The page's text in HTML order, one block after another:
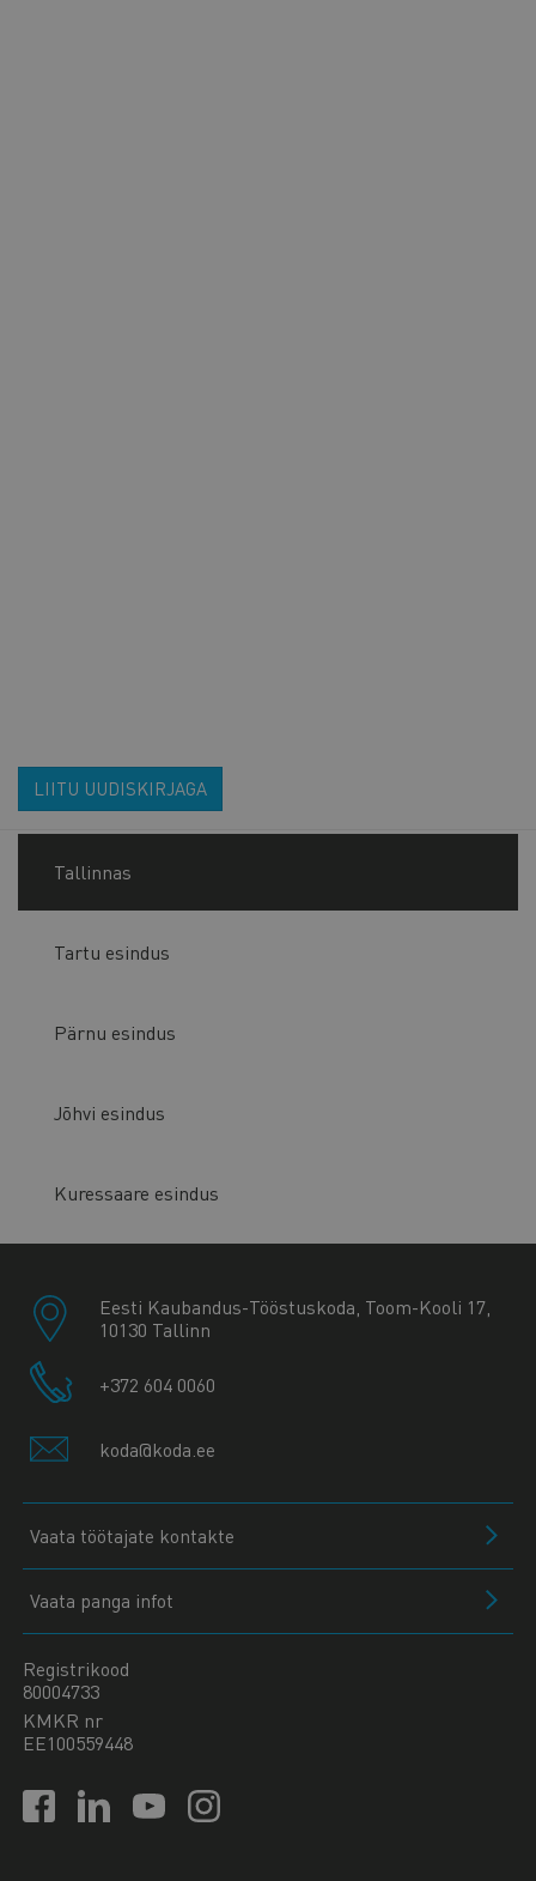
LIITU UUDISKIRJAGA
Tallinnas
Tartu esindus
Pärnu esindus
Jõhvi esindus
Kuressaare esindus
Eesti Kaubandus-Tööstuskoda, Toom-Kooli 17,
10130 Tallinn
+372 604 0060
koda@koda.ee
Vaata töötajate kontakte
Vaata panga infot
Registrikood
80004733
KMKR nr
EE100559448